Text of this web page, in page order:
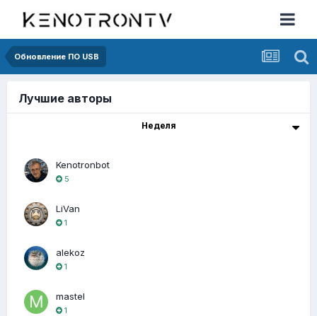
Обновление ПО USB
Лучшие авторы
Неделя
Kenotronbot
5
LiVan
1
alekoz
1
mastel
1